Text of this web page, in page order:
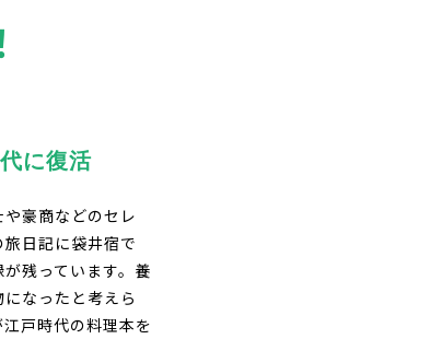
に復活
や豪商などのセレ
日記に袋井宿で
残っています。養
なったと考えら
戸時代の料理本を